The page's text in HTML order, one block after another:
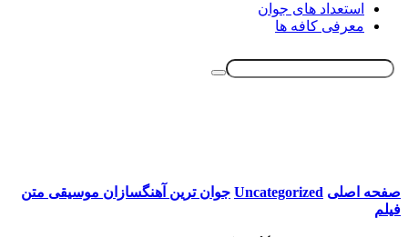
استعداد های جوان
معرفی کافه ها
صفحه اصلی Uncategorized جوان ترین آهنگسازان موسیقی متن
فیلم